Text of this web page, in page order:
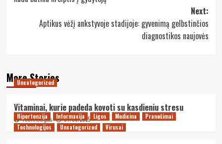
Next:
Aptikus vėžį ankstyvoje stadijoje: gyvenimą gelbstinčios
diagnostikos naujovės
More Stories
Uncategorized
Vitaminai, kurie padeda kovoti su kasdieniu stresu
Technologas 07/08/2025
Hipertenzija Informacija Ligos Medicina
Pranešimai
Technologijos
Uncategorized Virusai